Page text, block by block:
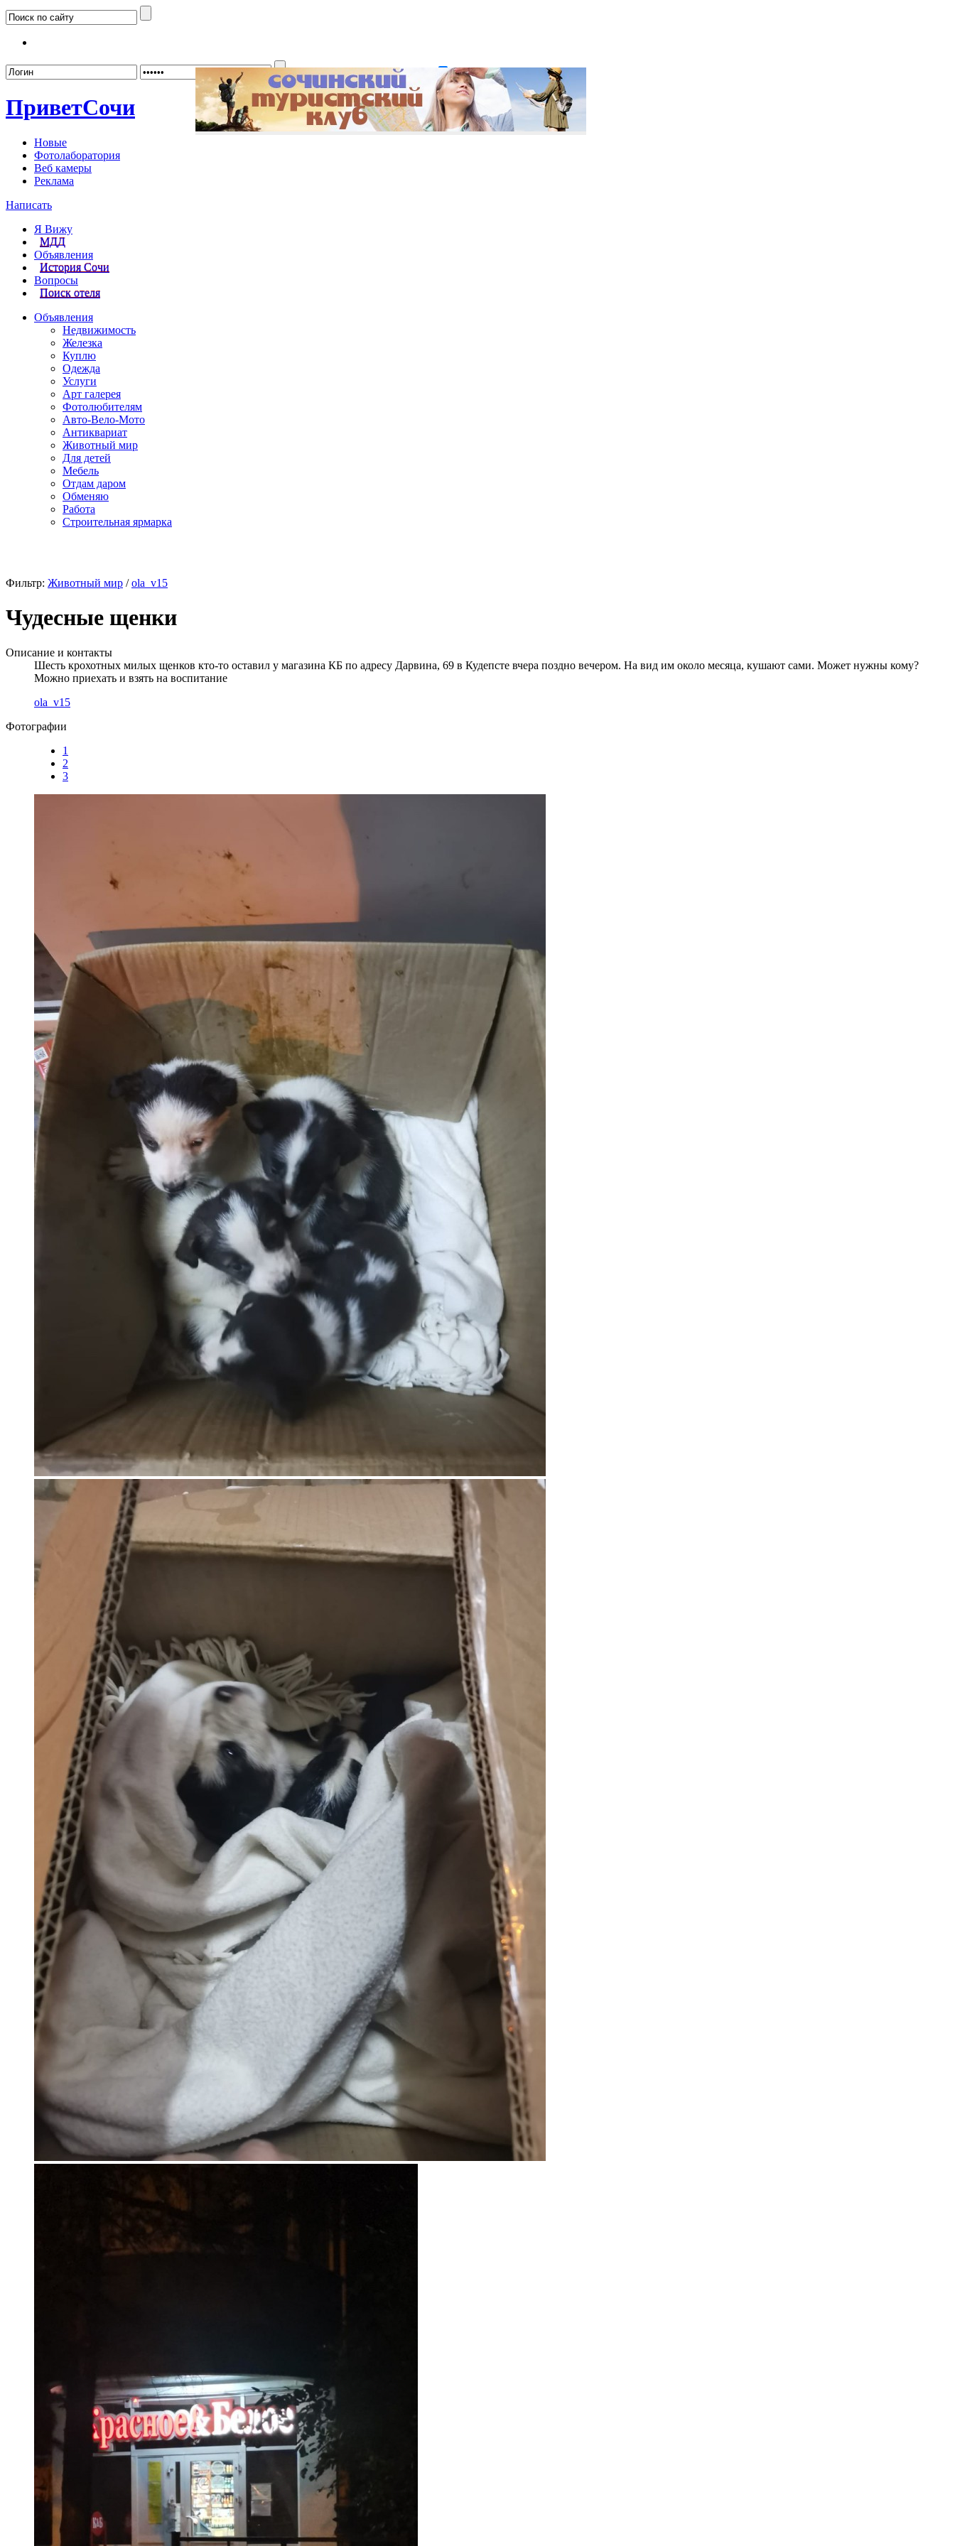
Забыли пароль? Регистрация
ПриветСочи
Новые
Фотолаборатория
Веб камеры
Реклама
Написать
Я Вижу
МДД
Объявления
История Сочи
Вопросы
Поиск отеля
Объявления
Недвижимость
Железка
Куплю
Одежда
Услуги
Арт галерея
Фотолюбителям
Авто-Вело-Мото
Антиквариат
Животный мир
Для детей
Мебель
Отдам даром
Обменяю
Работа
Строительная ярмарка
Фильтр: Животный мир /ola_v15
Чудесные щенки
Описание и контакты
Шесть крохотных милых щенков кто-то оставил у магазина КБ по адресу Дарвина, 69 в Кудепсте вчера поздно вечером. На вид им около месяца, кушают сами. Может нужны кому?
Можно приехать и взять на воспитание
ola_v15
Фотографии
1
2
3